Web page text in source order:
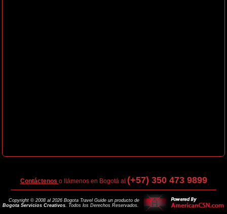
Contáctenos o llámenos en Bogotá al (+57) 350 473 9899
Copyright © 2008 al 2026 Bogota Travel Guide un producto de
Bogota Servicios Creativos. Todos los Derechos Reservados.